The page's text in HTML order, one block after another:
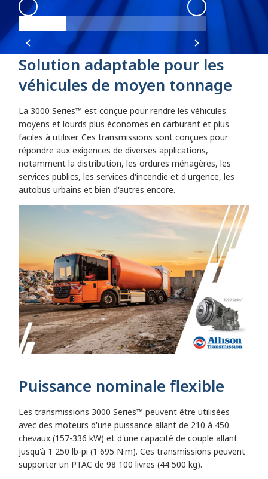
3000: 3000 Angle 1 3000 3000
Solution adaptable pour les
véhicules de moyen tonnage
La 3000 Series™ est conçue pour rendre les véhicules
moyens et lourds plus économes en carburant et plus
faciles à utiliser. Ces transmissions sont conçues pour
répondre aux exigences de diverses applications,
notamment la distribution, les ordures ménagères, les
services publics, les services d'incendie et d'urgence, les
autobus urbains et bien d'autres encore.
Puissance nominale flexible
Les transmissions 3000 Series™ peuvent être utilisées
avec des moteurs d'une puissance allant de 210 à 450
chevaux (157-336 kW) et d'une capacité de couple allant
jusqu'à 1 250 lb-pi (1 695 N·m). Ces transmissions peuvent
supporter un PTAC de 98 100 livres (44 500 kg).